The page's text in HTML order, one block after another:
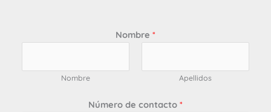
Nombre *
Nombre Apellidos
Número de contacto *